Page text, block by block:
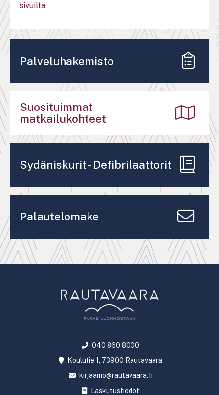
sivuilta
Palveluhakemisto
Suosituimmat
matkailukohteet
Sydäniskurit - Defibrilaattorit
Palautelomake
040 860 8000
Koulutie 1, 73900 Rautavaara
kirjaamo@rautavaara.fi
Laskutustiedot